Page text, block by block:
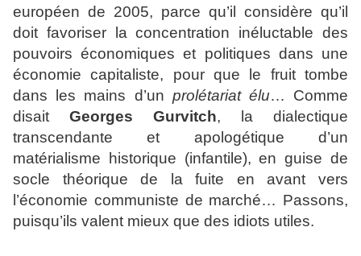
européen de 2005, parce qu’il considère qu’il
doit favoriser la concentration inéluctable des
pouvoirs économiques et politiques dans une
économie capitaliste, pour que le fruit tombe
dans les mains d’un prolétariat élu… Comme
disait Georges Gurvitch, la dialectique
transcendante et apologétique d’un
matérialisme historique (infantile), en guise de
socle théorique de la fuite en avant vers
l’économie communiste de marché… Passons,
puisqu’ils valent mieux que des idiots utiles.